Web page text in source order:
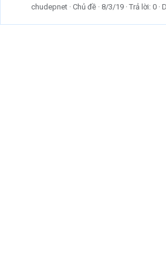
chudepnet Chủ đề 8/3/19 Trả lời: 0